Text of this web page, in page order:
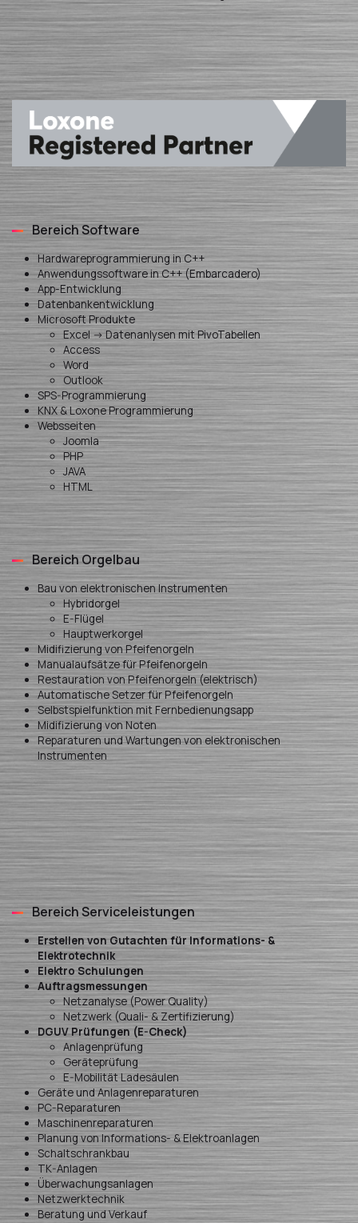
Bereich Software
Hardwareprogrammierung in C++
Anwendungssoftware in C++ (Embarcadero)
App-Entwicklung
Datenbankentwicklung
Microsoft Produkte
Excel -> Datenanlysen mit PivoTabellen
Access
Word
Outlook
SPS-Programmierung
KNX & Loxone Programmierung
Websseiten
Joomla
PHP
JAVA
HTML
Bereich Orgelbau
Bau von elektronischen Instrumenten
Hybridorgel
E-Flügel
Hauptwerkorgel
Midifizierung von Pfeifenorgeln
Manualaufsätze für Pfeifenorgeln
Restauration von Pfeifenorgeln (elektrisch)
Automatische Setzer für Pfeifenorgeln
Selbstspielfunktion mit Fernbedienungsapp
Midifizierung von Noten
Reparaturen und Wartungen von elektronischen
Instrumenten
Bereich Serviceleistungen
Erstellen von Gutachten für Informations- &
Elektrotechnik
Elektro Schulungen
Auftragsmessungen
Netzanalyse (Power Quality)
Netzwerk (Quali- & Zertifizierung)
DGUV Prüfungen (E-Check)
Anlagenprüfung
Geräteprüfung
E-Mobilität Ladesäulen
Geräte und Anlagenreparaturen
PC-Reparaturen
Maschinenreparaturen
Planung von Informations- & Elektroanlagen
Schaltschrankbau
TK-Anlagen
Überwachungsanlagen
Netzwerktechnik
Beratung und Verkauf